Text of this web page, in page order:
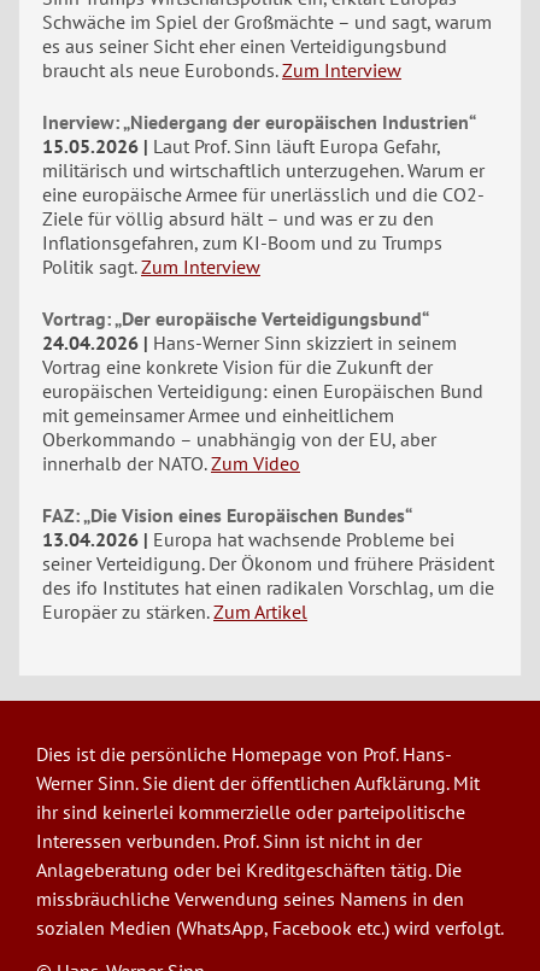
Schwäche im Spiel der Großmächte – und sagt, warum
es aus seiner Sicht eher einen Verteidigungsbund
braucht als neue Eurobonds. Zum Interview
Inerview: „Niedergang der europäischen Industrien“
15.05.2026
Laut Prof. Sinn läuft Europa Gefahr,
militärisch und wirtschaftlich unterzugehen. Warum er
eine europäische Armee für unerlässlich und die CO2-
Ziele für völlig absurd hält – und was er zu den
Inflationsgefahren, zum KI-Boom und zu Trumps
Politik sagt. Zum Interview
Vortrag: „Der europäische Verteidigungsbund“
24.04.2026
Hans-Werner Sinn skizziert in seinem
Vortrag eine konkrete Vision für die Zukunft der
europäischen Verteidigung: einen Europäischen Bund
mit gemeinsamer Armee und einheitlichem
Oberkommando – unabhängig von der EU, aber
innerhalb der NATO. Zum Video
FAZ: „Die Vision eines Europäischen Bundes“
13.04.2026
Europa hat wachsende Probleme bei
seiner Verteidigung. Der Ökonom und frühere Präsident
des ifo Institutes hat einen radikalen Vorschlag, um die
Europäer zu stärken. Zum Artikel
Dies ist die persönliche Homepage von Prof. Hans-
Werner Sinn. Sie dient der öffentlichen Aufklärung. Mit
ihr sind keinerlei kommerzielle oder parteipolitische
Interessen verbunden. Prof. Sinn ist nicht in der
Anlageberatung oder bei Kreditgeschäften tätig. Die
missbräuchliche Verwendung seines Namens in den
sozialen Medien (WhatsApp, Facebook etc.) wird verfolgt.